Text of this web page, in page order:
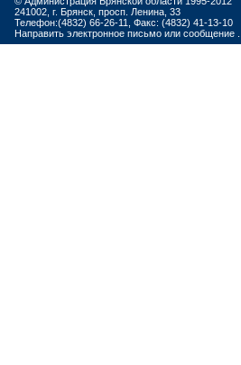
241002, г. Брянск, просп. Ленина, 33
Телефон:(4832) 66-26-11, Факс: (4832) 41-13-10
Направить электронное письмо или сообщение ...